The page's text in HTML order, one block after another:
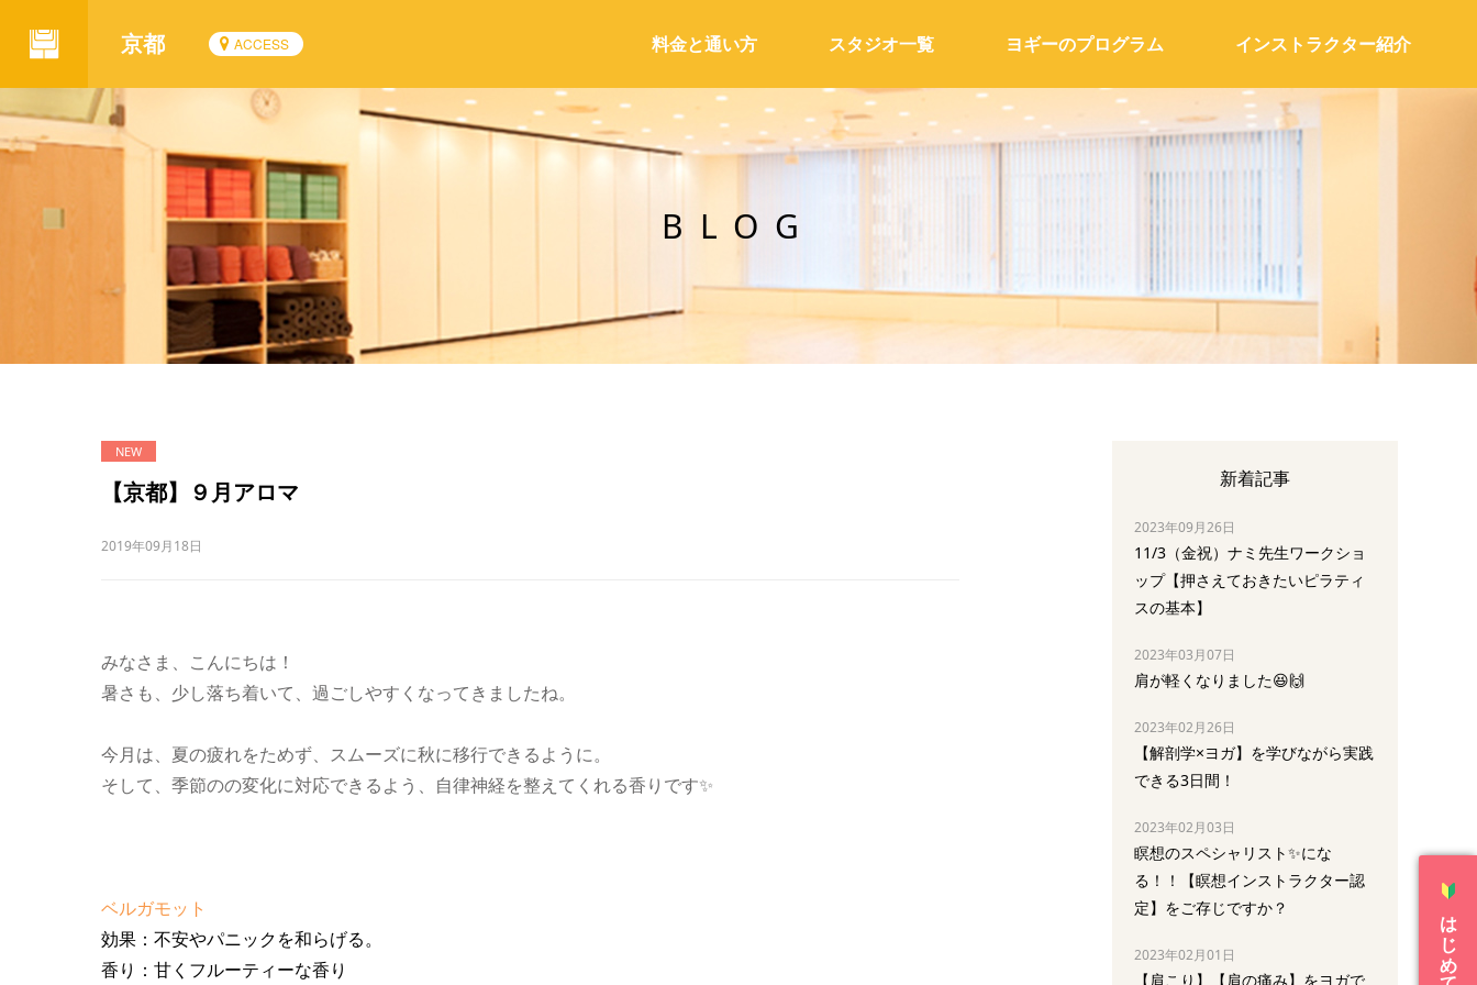
京都 ACCESS 料金と通い方 スタジオ一覧 ヨギーのプログラム インストラクター紹介
BLOG
【京都】９月アロマ
2019年09月18日
みなさま、こんにちは！
暑さも、少し落ち着いて、過ごしやすくなってきましたね。
今月は、夏の疲れをためず、スムーズに秋に移行できるように。
そして、季節のの変化に対応できるよう、自律神経を整えてくれる香りです✨
ベルガモット
効果：不安やパニックを和らげる。
香り：甘くフルーティーな香り
新着記事
2023年09月26日
11/3（金祝）ナミ先生ワークショ
ップ【押さえておきたいピラティ
スの基本】
2023年03月07日
肩が軽くなりました😆🙌
2023年02月26日
【解剖学×ヨガ】を学びながら実践
できる3日間！
2023年02月03日
瞑想のスペシャリスト✨にな
る！！【瞑想インストラクター認
定】をご存じですか？
2023年02月01日
【肩こり】【肩の痛み】をヨガで